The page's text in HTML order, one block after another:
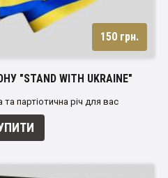
150 грн.
WITH UKRAINE"
партіотична річ для вас